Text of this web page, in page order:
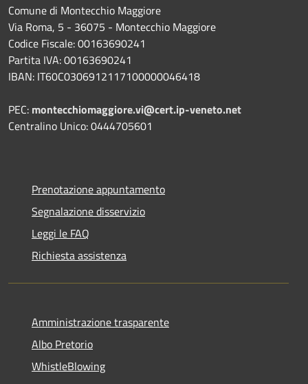
Comune di Montecchio Maggiore
Via Roma, 5 - 36075 - Montecchio Maggiore
Codice Fiscale: 00163690241
Partita IVA: 00163690241
IBAN: IT60C0306912117100000046418
PEC: montecchiomaggiore.vi@cert.ip-veneto.net
Centralino Unico: 0444705601
Prenotazione appuntamento
Segnalazione disservizio
Leggi le FAQ
Richiesta assistenza
Amministrazione trasparente
Albo Pretorio
WhistleBlowing